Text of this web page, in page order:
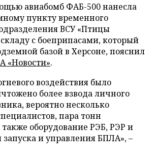
авиабомб ФАБ-500 нанесла
пункту временного
ВСУ «Птицы
с боеприпасами, который
базой в Херсоне, пояснил
«Новости».
воздействия было
более взвода личного
вероятно несколько
пара тонн
также оборудование РЭБ, РЭР и
запуска и управления БПЛА», –